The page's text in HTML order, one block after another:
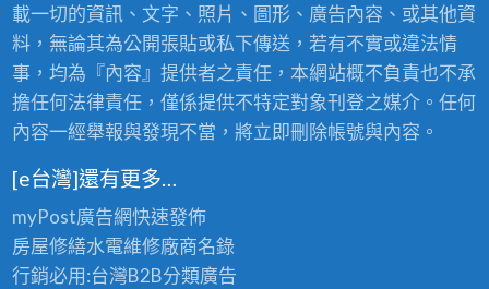
載一切的資訊、文字、照片、圖形、廣告內容、或其他資
料，無論其為公開張貼或私下傳送，若有不實或違法情
事，均為『內容』提供者之責任，本網站概不負責也不承
擔任何法律責任，僅係提供不特定對象刊登之媒介。任何
內容一經舉報與發現不當，將立即刪除帳號與內容。
[e台灣]還有更多…
myPost廣告網快速發佈
房屋修繕水電維修廠商名錄
行銷必用:台灣B2B分類廣告